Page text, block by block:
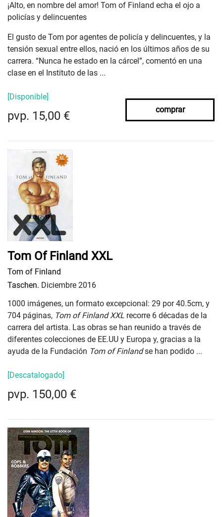
¡Alto, en nombre del amor! Tom of Finland echa el ojo a
policías y delincuentes
El gusto de Tom por agentes de policía y delincuentes, y la
tensión sexual entre ellos, nació en los últimos años de su
carrera. “Nunca he estado en la cárcel”, comentó en una
clase en el Instituto de las ...
[Disponible]
pvp. 15,00 € comprar
Tom Of Finland XXL
Tom of Finland
Taschen. Diciembre 2016
1000 imágenes, un formato excepcional: 29 por 40.5cm, y
704 páginas, Tom of Finland XXL recorre 6 décadas de la
carrera del artista. Las obras se han reunido a través de
diferentes colecciones de EE.UU y Europa y, gracias a la
ayuda de la Fundación Tom of Finlandse han podido ...
[Descatalogado]
pvp. 150,00 €